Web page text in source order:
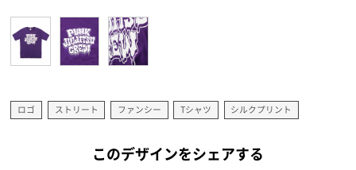
ロゴ ストリート ファンシー Tシャツ シルクプリント
このデザインをシェアする